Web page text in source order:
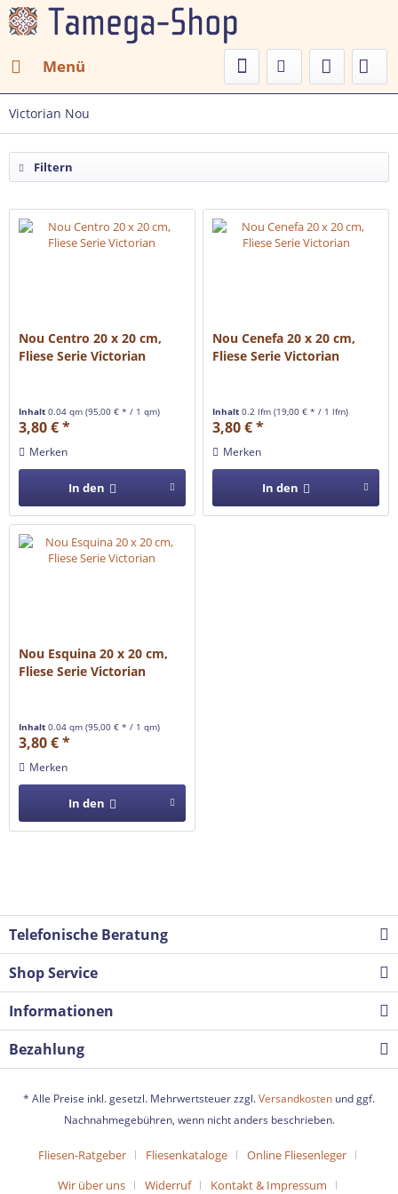
Menü
Victorian Nou
Filtern
Nou Centro 20 x 20 cm,
Fliese Serie Victorian
Inhalt0.04 qm(95,00 € * / 1 qm)
3,80 € *
Merken
In den
Nou Cenefa 20 x 20 cm,
Fliese Serie Victorian
Inhalt0.2 lfm(19,00 € * / 1 lfm)
3,80 € *
Merken
In den
Nou Esquina 20 x 20 cm,
Fliese Serie Victorian
Inhalt0.04 qm(95,00 € * / 1 qm)
3,80 € *
Merken
In den
Telefonische Beratung
Shop Service
Informationen
Bezahlung
* Alle Preise inkl. gesetzl. Mehrwertsteuer zzgl.Versandkosten und ggf.
Nachnahmegebühren, wenn nicht anders beschrieben.
Fliesen-Ratgeber Fliesenkataloge
Online Fliesenleger
Wir über uns
Widerruf Kontakt & Impressum